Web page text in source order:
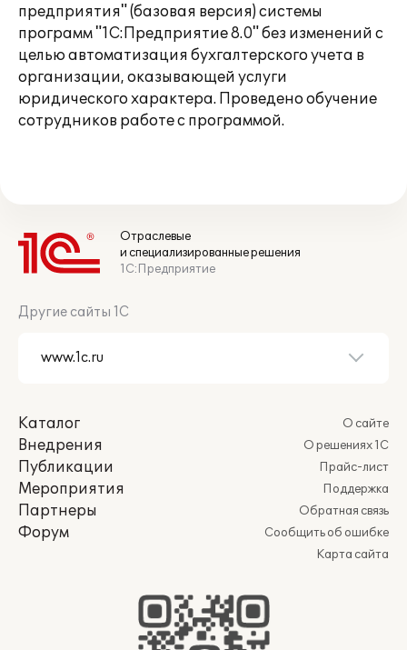
предприятия" (базовая версия) системы
программ "1С:Предприятие 8.0" без изменений с
целью автоматизация бухгалтерского учета в
организации, оказывающей услуги
юридического характера. Проведено обучение
сотрудников работе с программой.
Отраслевые
и специализированные решения
1С:Предприятие
Другие сайты 1С
Каталог
Внедрения
Публикации
Мероприятия
Партнеры
Форум
О сайте
О решениях 1С
Прайс-лист
Поддержка
Обратная связь
Сообщить об ошибке
Карта сайта